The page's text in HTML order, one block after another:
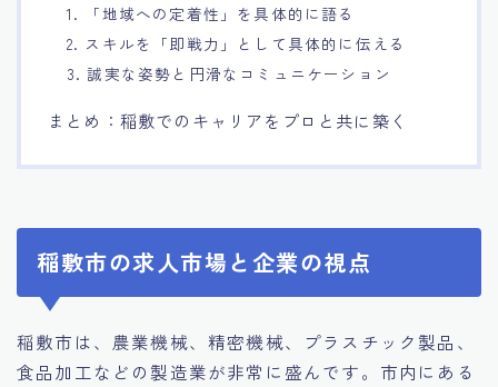
1. 「地域への定着性」を具体的に語る
2. スキルを「即戦力」として具体的に伝える
3. 誠実な姿勢と円滑なコミュニケーション
まとめ：稲敷でのキャリアをプロと共に築く
稲敷市の求人市場と企業の視点
稲敷市は、農業機械、精密機械、プラスチック製品、
食品加工などの製造業が非常に盛んです。市内にある